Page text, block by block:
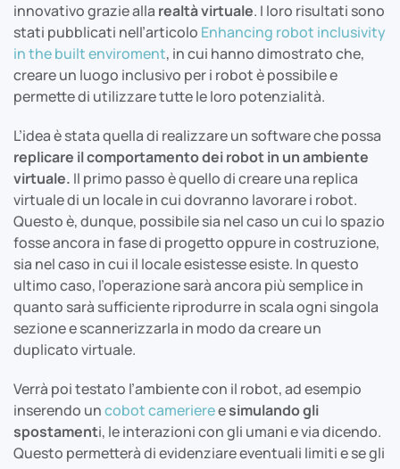
innovativo grazie alla realtà virtuale. I loro risultati sono
stati pubblicati nell’articolo Enhancing robot inclusivity
in the built enviroment, in cui hanno dimostrato che,
creare un luogo inclusivo per i robot è possibile e
permette di utilizzare tutte le loro potenzialità.
L’idea è stata quella di realizzare un software che possa
replicare il comportamento dei robot in un ambiente
virtuale. Il primo passo è quello di creare una replica
virtuale di un locale in cui dovranno lavorare i robot.
Questo è, dunque, possibile sia nel caso un cui lo spazio
fosse ancora in fase di progetto oppure in costruzione,
sia nel caso in cui il locale esistesse esiste. In questo
ultimo caso, l’operazione sarà ancora più semplice in
quanto sarà sufficiente riprodurre in scala ogni singola
sezione e scannerizzarla in modo da creare un
duplicato virtuale.
Verrà poi testato l’ambiente con il robot, ad esempio
inserendo uncobot cameriereesimulando gli
spostamenti, le interazioni con gli umani e via dicendo.
Questo permetterà di evidenziare eventuali limiti e se gli